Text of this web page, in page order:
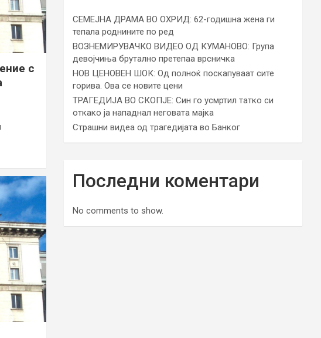
с
СЕМЕЈНА ДРАМА ВО ОХРИД: 62-годишна жена ги
тепала роднините по ред
ВОЗНЕМИРУВАЧКО ВИДЕО ОД КУМАНОВО: Група
девојчиња брутално претепаа врсничка
НОВ ЦЕНОВЕН ШОК: Од полноќ поскапуваат сите
горива. Ова се новите цени
ТРАГЕДИЈА ВО СКОПЈЕ: Син го усмртил татко си
откако ја нападнал неговата мајка
Страшни видеа од трагедијата во Банког
Последни коментари
No comments to show.